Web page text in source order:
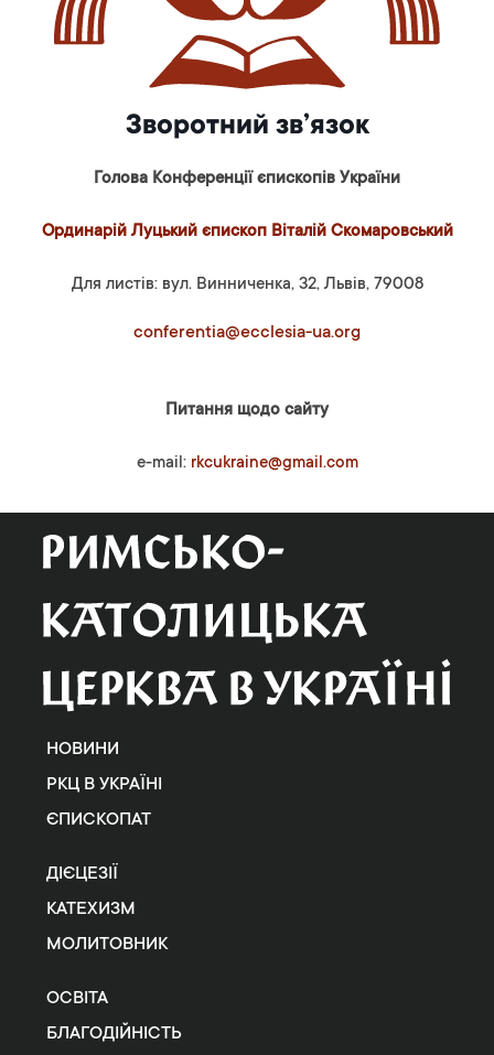
Зворотний зв’язок
Голова Конференції єпископів України
Ординарій Луцький єпископ Віталій Скомаровський
Для листів: вул. Винниченка, 32, Львів, 79008
conferentia@ecclesia-ua.org
Питання щодо сайту
e-mail: rkcukraine@gmail.com
НОВИНИ
РКЦ В УКРАЇНІ
ЄПИСКОПАТ
ДІЄЦЕЗІЇ
КАТЕХИЗМ
МОЛИТОВНИК
ОСВІТА
БЛАГОДІЙНІСТЬ